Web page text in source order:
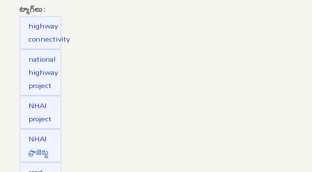
ట్యాగ్‌లు:
highway
connectivity
national
highway
project
NHAI
project
NHAI
ప్రాజెక్టు